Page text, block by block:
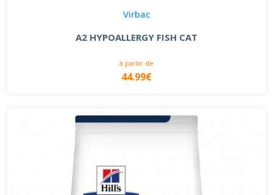
Virbac
A2 HYPOALLERGY FISH CAT
à partir de
44.99€